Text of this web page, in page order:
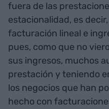
fuera de las
estacionalidad, es
facturación lineal e
pues, como que no
sus ingresos, muchos
prestación y teniendo
los negocios que han
hecho con